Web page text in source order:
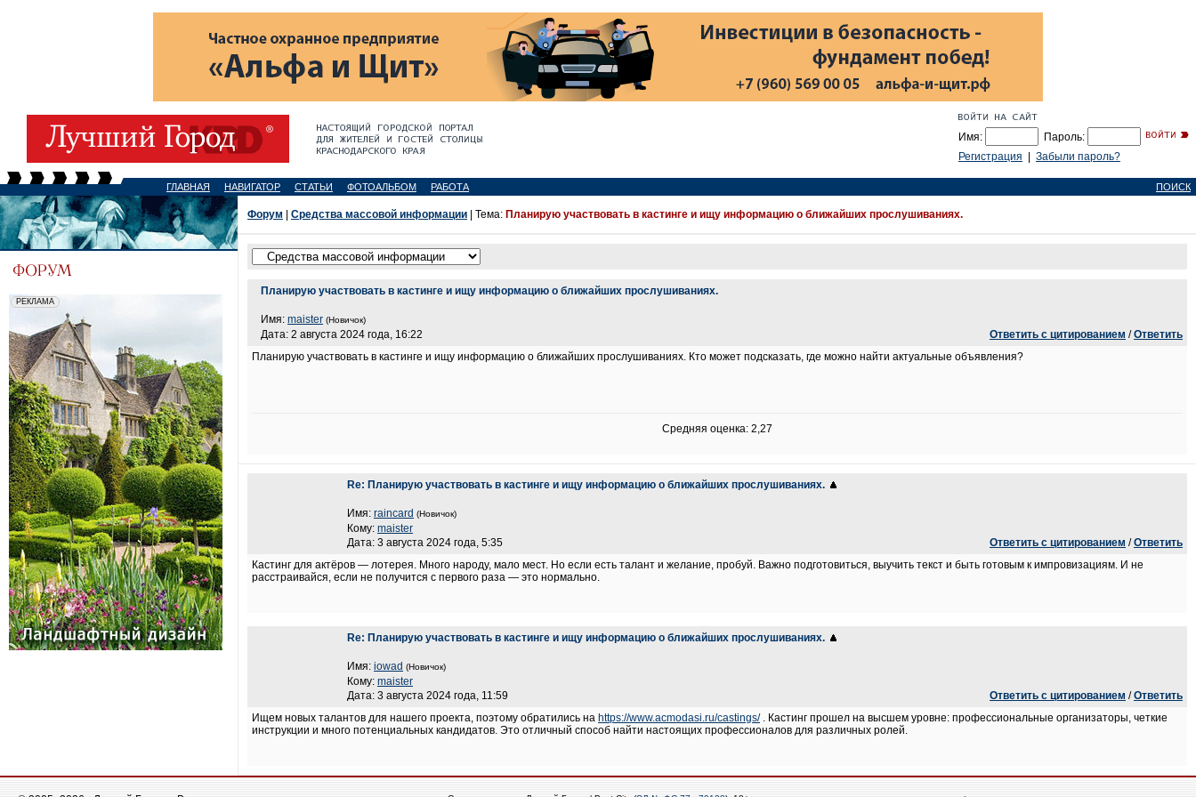
Имя:
Пароль:
Регистрация
Забыли пароль?
ГЛАВНАЯ НАВИГАТОР СТАТЬИ ФОТОАЛЬБОМ РАБОТА ПОИСК
Форум Средства массовой информации | Тема: Планирую участвовать в кастинге и ищу информацию о ближайших прослушиваниях.
Планирую участвовать в кастинге и ищу информацию о ближайших прослушиваниях.
Имя: maister (Новичок)
Дата: 2 августа 2024 года, 16:22 Ответить с цитированием /Ответить
Планирую участвовать в кастинге и ищу информацию о ближайших прослушиваниях. Кто может подсказать, где можно найти актуальные объявления?
Средняя оценка: 2,27
Re: Планирую участвовать в кастинге и ищу информацию о ближайших прослушиваниях.
Имя: raincard (Новичок)
Кому: maister
Дата: 3 августа 2024 года, 5:35
Ответить с цитированием /Ответить
Кастинг для актёров — лотерея. Много народу, мало мест. Но если есть талант и желание, пробуй. Важно подготовиться, выучить текст и быть готовым к импровизациям. И не
расстраивайся, если не получится с первого раза — это нормально.
Re: Планирую участвовать в кастинге и ищу информацию о ближайших прослушиваниях.
Имя: iowad (Новичок)
Кому: maister
Дата: 3 августа 2024 года, 11:59
Ответить с цитированием /Ответить
Ищем новых талантов для нашего проекта, поэтому обратились на https://www.acmodasi.ru/castings/. Кастинг прошел на высшем уровне: профессиональные организаторы, четкие
инструкции и много потенциальных кандидатов. Это отличный способ найти настоящих профессионалов для различных ролей.